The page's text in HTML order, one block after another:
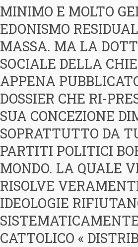
MINIMO E MOLTO
EDONISMO
MASSA. MA LA
SOCIALE DELLA
APPENA
DOSSIER CHE RI-
SUA CONCEZIONE
SOPRATTUTTO DA
PARTITI POLITICI
MONDO. LA QUALE
RISOLVE
IDEOLOGIE
CATTOLICO «